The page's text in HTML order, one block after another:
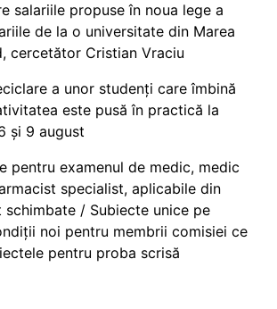
salariile propuse în noua lege a
de la o universitate din Marea
cercetător Cristian Vraciu
a unor studenți care îmbină
este pusă în practică la
și 9 august
pentru examenul de medic, medic
specialist, aplicabile din
schimbate / Subiecte unice pe
noi pentru membrii comisiei ce
pentru proba scrisă